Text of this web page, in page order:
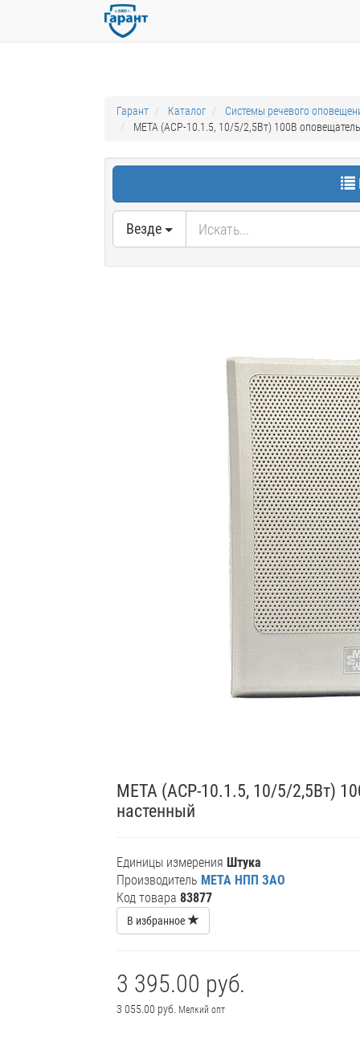
Гарант Каталог
Системы речевого
МЕТА (АСР-10.1.5, 10/5/2,5Вт) 100В
Везде
МЕТА (АСР-10.1.5, 10/5/2,5Вт)
настенный
Единицы измерения Штука
Производитель МЕТА НПП ЗАО
Код товара 83877
В избранное
3 395.00 руб.
3 055.00 руб. Мелкий опт